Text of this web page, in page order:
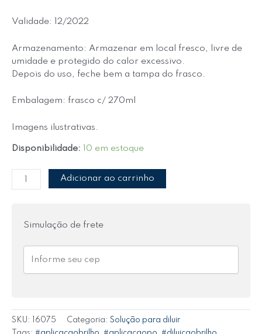
Validade: 12/2022
Armazenamento: Armazenar em local fresco, livre de
umidade e protegido do calor excessivo.
Depois do uso, feche bem a tampa do frasco.
Embalagem: frasco c/ 270ml
Imagens ilustrativas.
Disponibilidade: 10 em estoque
Adicionar ao carrinho
Simulação de frete
SKU: 16075 Categoria: Solução para diluir